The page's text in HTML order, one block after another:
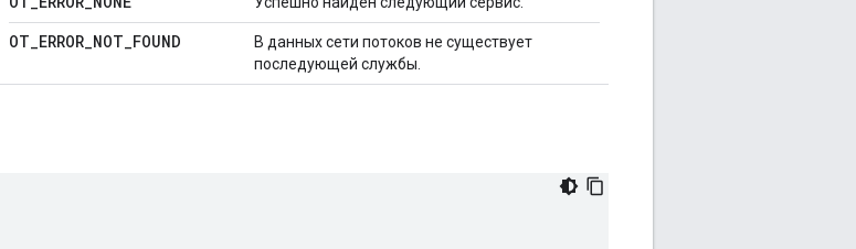
OT_ERROR_NOT_FOUND
В данных сети потоков не существует
последующей службы.